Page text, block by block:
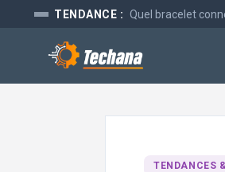
TENDANCE : Quel bracelet
TENDANCES